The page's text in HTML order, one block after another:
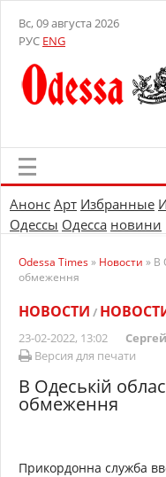
Вс, 09 августа 2026
РУС ENG
Анонс Арт Избранные
Одессы Одесса новини
Odessa Times» Новости » В
обмеження
НОВОСТИ /
23-02-2022, 13:02
Версия для печати
В Одеській
обмеження
Прикордонна служба